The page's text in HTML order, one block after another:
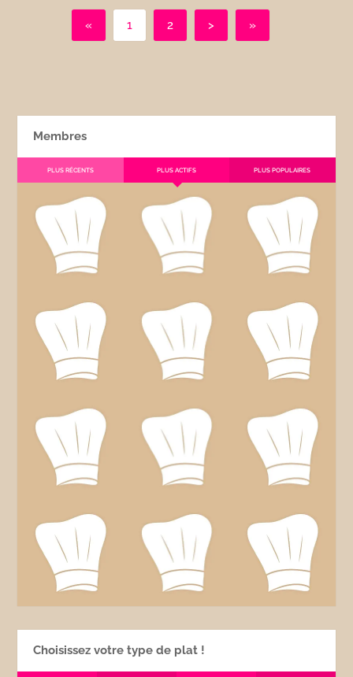
« 1 2 > »
Membres
PLUS RÉCENTS PLUS ACTIFS PLUS POPULAIRES
Choisissez votre type de plat !